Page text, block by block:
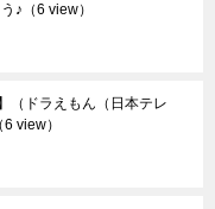
♪ （6 view）
（ドラえもん（日本テレ
（6 view）